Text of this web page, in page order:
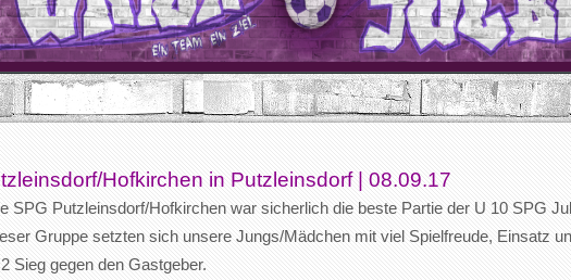
Hofkirchen in Putzleinsdorf | 08.09.17
SPG Putzleinsdorf/Hofkirchen war sicherlich die beste Partie der U 10 SPG
Gruppe setzten sich unsere Jungs/Mädchen mit viel Spielfreude, Einsatz
Sieg gegen den Gastgeber.